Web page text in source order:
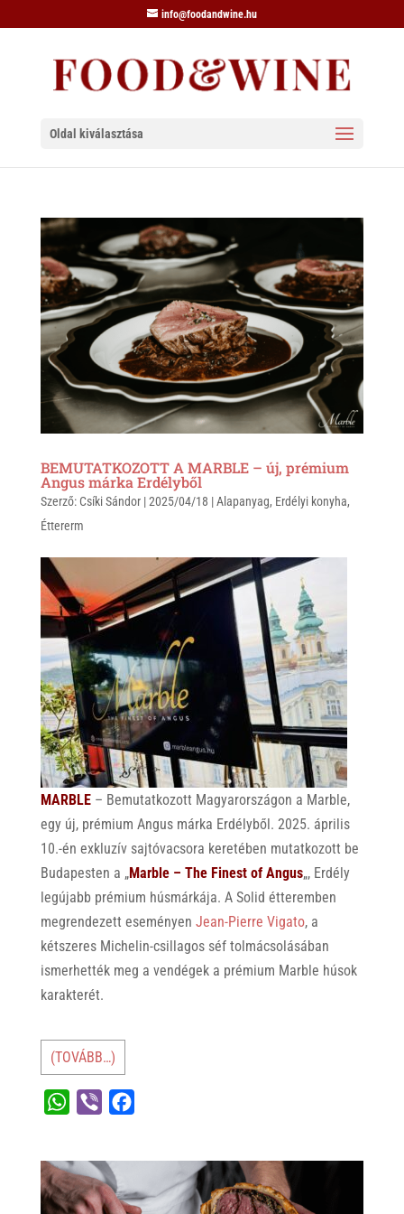
info@foodandwine.hu
Oldal kiválasztása
BEMUTATKOZOTT A MARBLE – új, prémium
Angus márka Erdélyből
Szerző: Csíki Sándor|2025/04/18 |Alapanyag, Erdélyi konyha,
Éttererm
MARBLE – Bemutatkozott Magyarországon a Marble,
egy új, prémium Angus márka Erdélyből. 2025. április
10.-én exkluzív sajtóvacsora keretében mutatkozott be
Budapesten a „Marble – The Finest of Angus„, Erdély
legújabb prémium húsmárkája. A Solid étteremben
megrendezett eseményen Jean-Pierre Vigato, a
kétszeres Michelin-csillagos séf tolmácsolásában
ismerhették meg a vendégek a prémium Marble húsok
karakterét.
(TOVÁBB…)
t
s
e
r
b